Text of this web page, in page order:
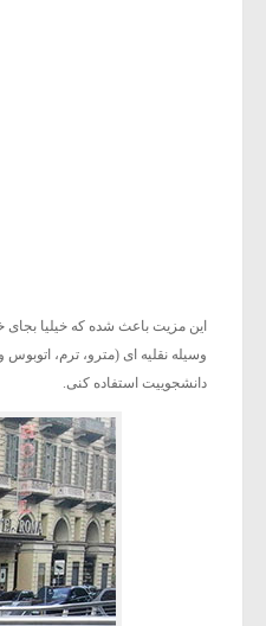
این مزیت باعث شده که خیلیا بجای
وسیله نقلیه ای (مترو، ترم،
دانشجوییت استفاده کنی.